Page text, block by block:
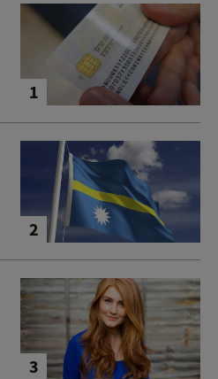
1
2
3